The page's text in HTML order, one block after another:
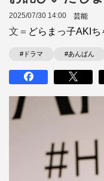
2025/07/30 14:00 芸能
文＝ どらまっ子AKIち
#ドラマ #あんぱん